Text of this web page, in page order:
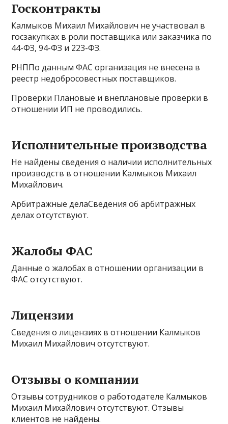
Госконтракты
Калмыков Михаил Михайлович не участвовал в
госзакупках в роли поставщика или заказчика по
44-ФЗ, 94-ФЗ и 223-ФЗ.
РНППо данным ФАС организация не внесена в
реестр недобросовестных поставщиков.
Проверки Плановые и внеплановые проверки в
отношении ИП не проводились.
Исполнительные производства
Не найдены сведения о наличии исполнительных
производств в отношении Калмыков Михаил
Михайлович.
Арбитражные делаСведения об арбитражных
делах отсутствуют.
Жалобы ФАС
Данные о жалобах в отношении организации в
ФАС отсутствуют.
Лицензии
Сведения о лицензиях в отношении Калмыков
Михаил Михайлович отсутствуют.
Отзывы о компании
Отзывы сотрудников о работодателе Калмыков
Михаил Михайлович отсутствуют. Отзывы
клиентов не найдены.